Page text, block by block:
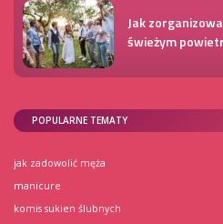
Jak
świeżym
POPULARNE TEMATY
jak zadowolić męża
manicure
komis sukien ślubnych